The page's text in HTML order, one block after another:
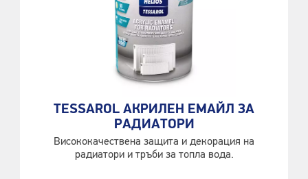
TESSAROL АКРИЛЕН ЕМАЙЛ ЗА
РАДИАТОРИ
Висококачествена защита и декорация на
радиатори и тръби за топла вода.